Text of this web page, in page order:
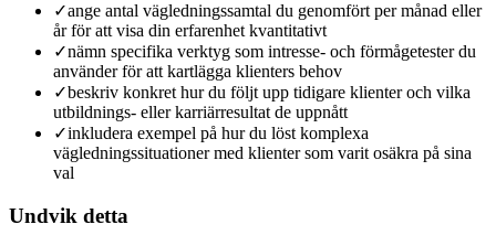
✓ange antal vägledningssamtal du genomfört per månad eller
år för att visa din erfarenhet kvantitativt
✓nämn specifika verktyg som intresse- och förmågetester du
använder för att kartlägga klienters behov
✓beskriv konkret hur du följt upp tidigare klienter och vilka
utbildnings- eller karriärresultat de uppnått
✓inkludera exempel på hur du löst komplexa
vägledningssituationer med klienter som varit osäkra på sina
val
Undvik detta